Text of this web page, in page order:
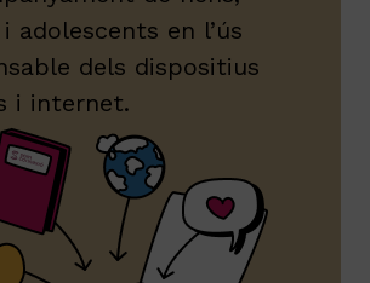
adolescents en l’ús
dels dispositius
i internet.